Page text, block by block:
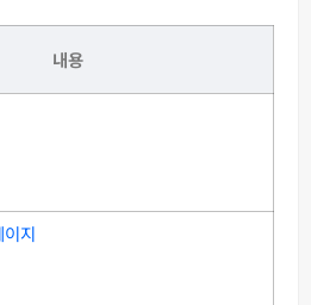
내용
지